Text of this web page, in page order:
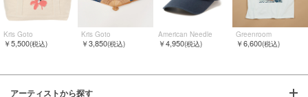
Kris Goto
￥5,500(税込)
Kris Goto
￥3,850(税込)
American Needle
￥4,950(税込)
Greenroom
￥6,600(税込)
アーティストから探す